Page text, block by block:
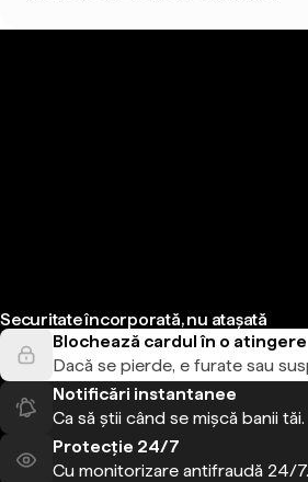
Securitate încorporată, nu atașată
Blochează cardul în o atingere
Dacă se pierde, e furate sau
Notificări instantanee
Ca să știi când se mișcă banii tăi.
Protecție 24/7
Cu monitorizare antifraudă 24/7.